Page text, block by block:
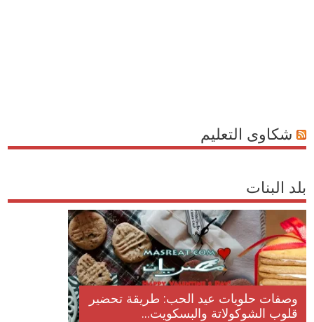
شكاوى التعليم
بلد البنات
وصفات حلويات عيد الحب: طريقة تحضير
قلوب الشوكولاتة والبسكويت...